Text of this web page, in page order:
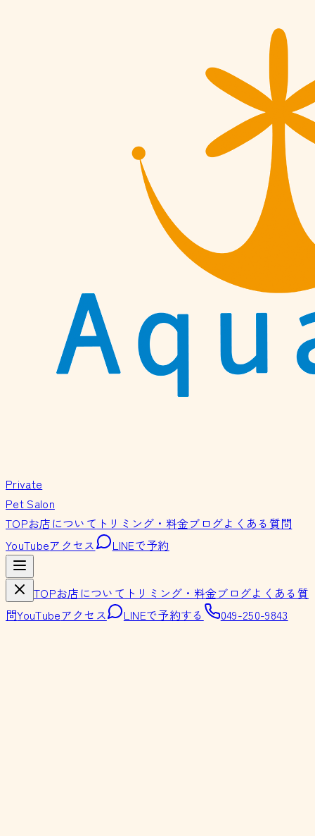
Private
Pet Salon
TOPお店について トリミング・料金ブログよくある質問
YouTubeアクセス LINEで予約
TOPお店について トリミング・料金ブログよくある質
問YouTubeアクセス LINEで予約する 049-250-9843